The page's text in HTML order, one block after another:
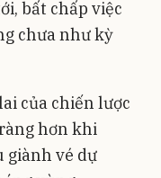
bất chấp việc
chưa như kỳ
của chiến lược
hơn khi
giành vé dự